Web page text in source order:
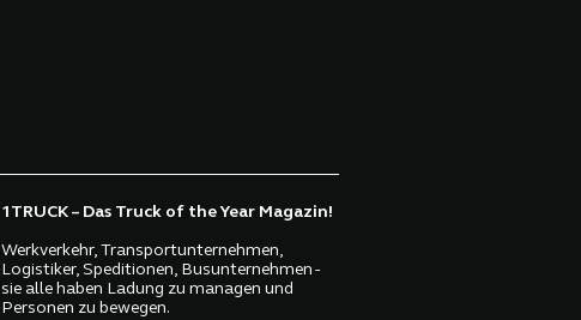
1TRUCK – Das Truck of the Year Magazin!
Werkverkehr, Transportunternehmen,
Logistiker, Speditionen, Busunternehmen -
sie alle haben Ladung zu managen und
Personen zu bewegen.